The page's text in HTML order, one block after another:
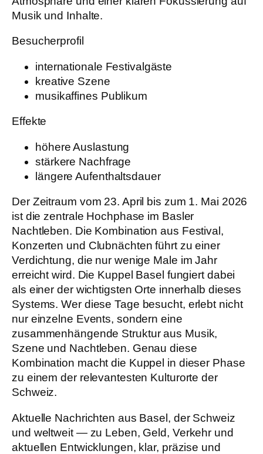
Musik und Inhalte.
Besucherprofil
internationale Festivalgäste
kreative Szene
musikaffines Publikum
Effekte
höhere Auslastung
stärkere Nachfrage
längere Aufenthaltsdauer
Der Zeitraum vom 23. April bis zum 1. Mai 2026
ist die zentrale Hochphase im Basler
Nachtleben. Die Kombination aus Festival,
Konzerten und Clubnächten führt zu einer
Verdichtung, die nur wenige Male im Jahr
erreicht wird. Die Kuppel Basel fungiert dabei
als einer der wichtigsten Orte innerhalb dieses
Systems. Wer diese Tage besucht, erlebt nicht
nur einzelne Events, sondern eine
zusammenhängende Struktur aus Musik,
Szene und Nachtleben. Genau diese
Kombination macht die Kuppel in dieser Phase
zu einem der relevantesten Kulturorte der
Schweiz.
Aktuelle Nachrichten aus Basel, der Schweiz
und weltweit — zu Leben, Geld, Verkehr und
aktuellen Entwicklungen, klar, präzise und